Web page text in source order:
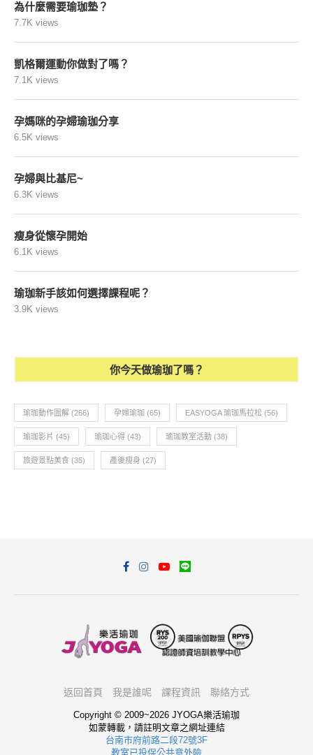
為什麼需要瑜珈墊？
7.7K views
凱格爾運動你做對了嗎？
7.1K views
孕媽咪的孕婦瑜珈分享
6.5K views
孕婦與比基尼~
6.3K views
瘦身從懷孕開始
6.1K views
瑜珈新手該如何選擇課程呢？
3.9K views
你今天做瑜珈了嗎？
瑜珈動作圖解 (266) 孕婦瑜珈 (65) EASYOGA 瑜珈馬拉松 (56)
瑜珈影片 (45) 瑜珈心得 (43) 瑜珈教室活動 (38)
旅遊景點美食 (35) 產後瘦身 (27)
返回首頁 我是誰呢 課程資訊 聯絡方式
Copyright © 2009~2026 JYOGA樂活瑜珈
如蒙轉載，請註明文章之網址連結
台南市府前路二段72號3F
教室已投保公共意外險